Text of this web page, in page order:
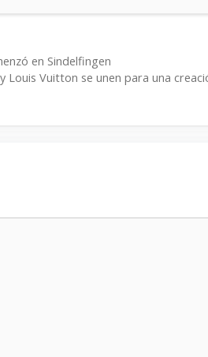
en Sindelfingen
Vuitton se unen para una